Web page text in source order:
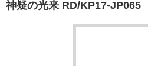
神疑の光来 RD/KP17-JP065